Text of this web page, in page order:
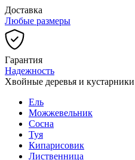
Доставка
Любые размеры
Гарантия
Надежность
Хвойные деревья и кустарники
Ель
Можжевельник
Сосна
Туя
Кипарисовик
Лиственница